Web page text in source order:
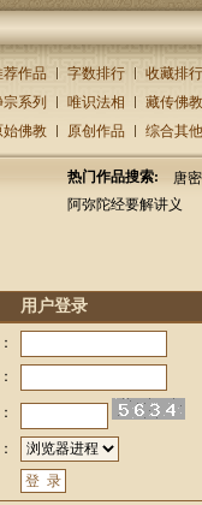
荐作品 字数排行 收藏排行
宗系列 唯识法相 藏传佛教
始佛教 原创作品 综合其他
热门作品搜索: 唐
阿弥陀经要解讲义
用户登录